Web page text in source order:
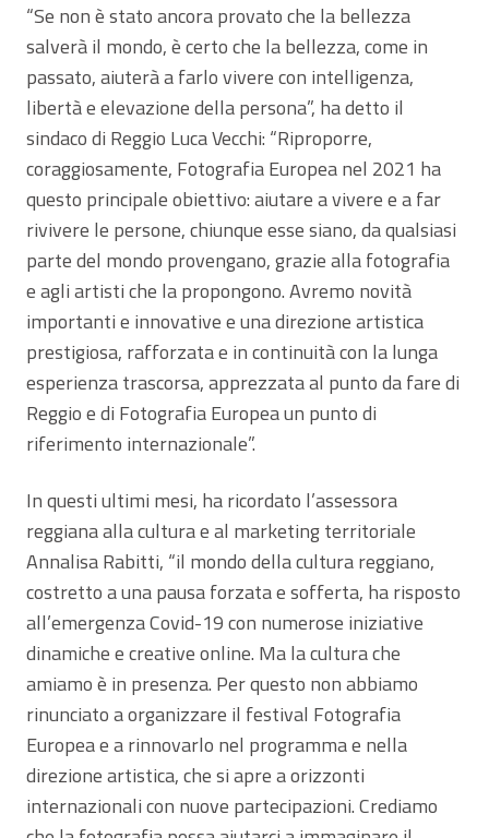
“Se non è stato ancora provato che la bellezza
salverà il mondo, è certo che la bellezza, come in
passato, aiuterà a farlo vivere con intelligenza,
libertà e elevazione della persona”, ha detto il
sindaco di Reggio Luca Vecchi: “Riproporre,
coraggiosamente, Fotografia Europea nel 2021 ha
questo principale obiettivo: aiutare a vivere e a far
rivivere le persone, chiunque esse siano, da qualsiasi
parte del mondo provengano, grazie alla fotografia
e agli artisti che la propongono. Avremo novità
importanti e innovative e una direzione artistica
prestigiosa, rafforzata e in continuità con la lunga
esperienza trascorsa, apprezzata al punto da fare di
Reggio e di Fotografia Europea un punto di
riferimento internazionale”.
In questi ultimi mesi, ha ricordato l’assessora
reggiana alla cultura e al marketing territoriale
Annalisa Rabitti, “il mondo della cultura reggiano,
costretto a una pausa forzata e sofferta, ha risposto
all’emergenza Covid-19 con numerose iniziative
dinamiche e creative online. Ma la cultura che
amiamo è in presenza. Per questo non abbiamo
rinunciato a organizzare il festival Fotografia
Europea e a rinnovarlo nel programma e nella
direzione artistica, che si apre a orizzonti
internazionali con nuove partecipazioni. Crediamo